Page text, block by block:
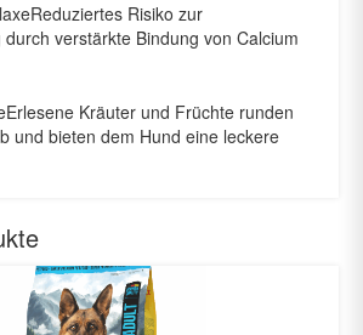
Reduziertes Risiko zur
verstärkte Bindung von Calcium
Erlesene Kräuter und Früchte runden
und bieten dem Hund eine leckere